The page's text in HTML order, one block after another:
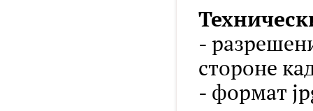
-
стороне
- формат